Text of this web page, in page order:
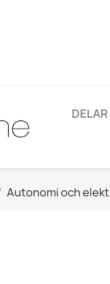
DELAR
Autonomi och